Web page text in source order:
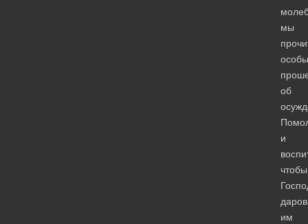
мы
об
и
чтобы
им